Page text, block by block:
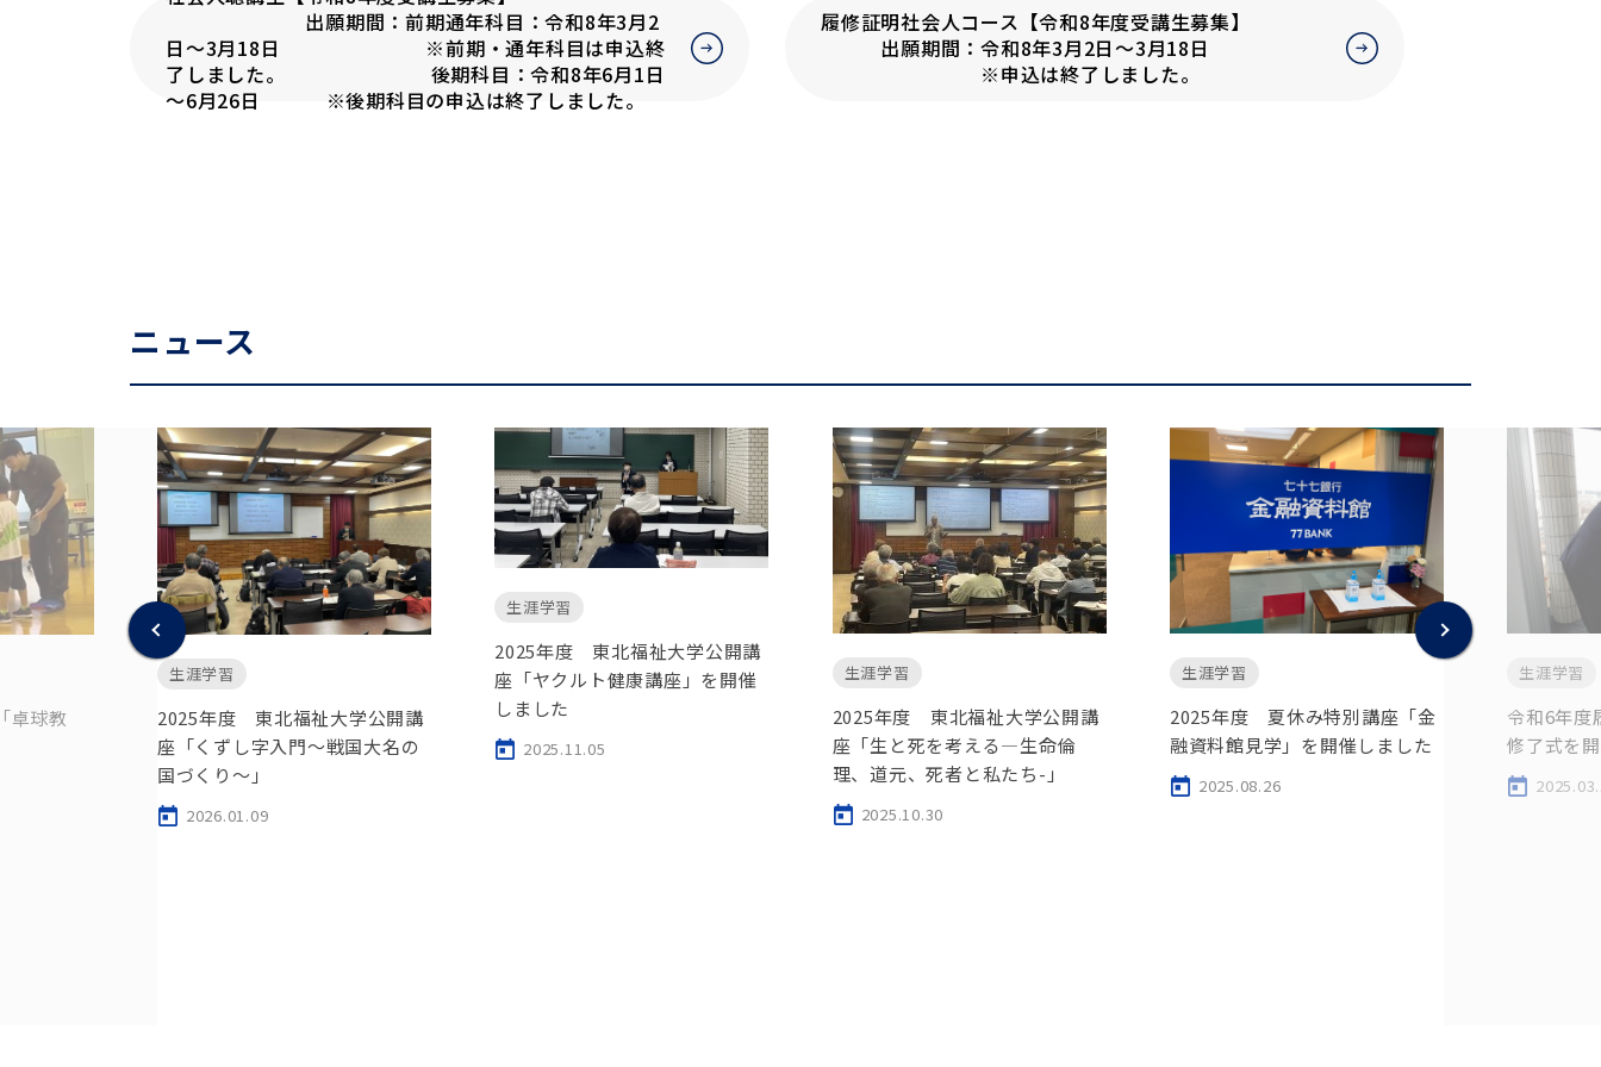
出願期間：前期通年科目：令和8年3月2
日～3月18日 ※前期・通年科目は申込終
了しました。 後期科目：令和8年6月1日
～6月26日 ※後期科目の申込は終了しました。
履修証明社会人コース【令和8年度受講生募集】
出願期間：令和8年3月2日～3月18日
※申込は終了しました。
ニュース
卓球教
生涯学習
2025年度 東北福祉大学公開講
座「くずし字入門～戦国大名の
国づくり～」
2026.01.09
生涯学習
2025年度 東北福祉大学公開講
座「ヤクルト健康講座」を開催
しました
2025.11.05
生涯学習
2025年度 東北福祉大学公開講
座「生と死を考える—生命倫
理、道元、死者と私たち-」
2025.10.30
生涯学習
2025年度 夏休み特別講座「金
融資料館見学」を開催しました
2025.08.26
生涯学習
令和6年度
修了式を